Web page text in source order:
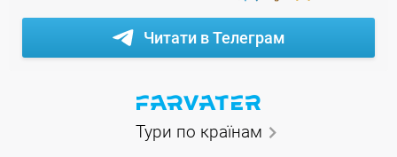
Читати в Телеграм
Тури по країнам